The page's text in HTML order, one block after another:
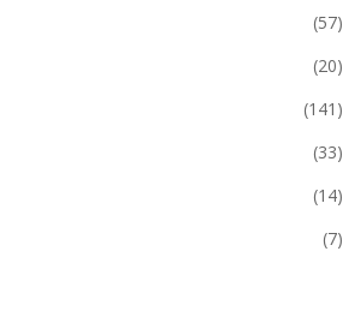
(57)
(20)
(141)
(33)
(14)
(7)